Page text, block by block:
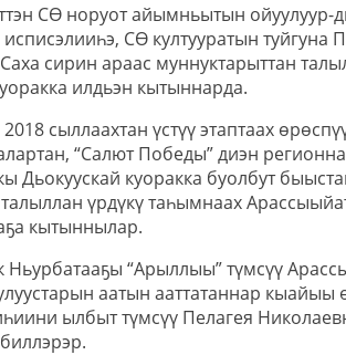
СӨ норуот айымньытын ойуулуур-
исписэлииһэ, СӨ култууратын туйгуна
сирин араас муннуктарыттан
илдьэн кытыннарда.
сыллаахтан үстүү этаптаах
“Салют Победы” диэн
Дьокуускай куоракка буолбут
үрдүкү таһымнаах
кытыннылар.
Ньурбатааҕы “Арыллыы” түмсүү
аатын ааттатаннар кыайыы
ылбыт түмсүү Пелагея